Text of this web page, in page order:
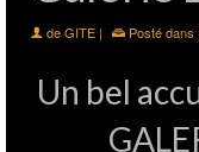
deGITE | Posté dans :
Un bel